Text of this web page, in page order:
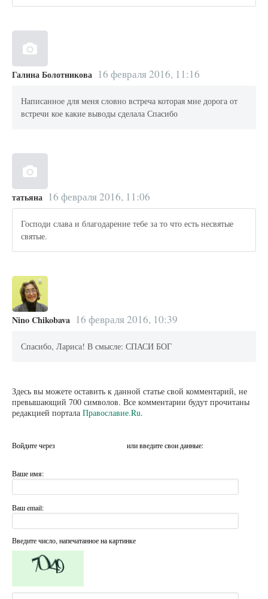
Галина Болотникова 16 февраля 2016, 11:16
Написанное для меня словно встреча которая мне дорога от
встречи кое какие выводы сделала Спасибо
татьяна 16 февраля 2016, 11:06
Господи слава и благодарение тебе за то что есть несвятые
святые.
Nino Chikobava 16 февраля 2016, 10:39
Спасибо, Лариса! В смысле: СПАСИ БОГ
Здесь вы можете оставить к данной статье свой комментарий, не
превышающий 700 символов. Все комментарии будут прочитаны
редакцией портала Православие.Ru.
Войдите через или введите свои данные:
Ваше имя:
Ваш email:
Введите число, напечатанное на картинке